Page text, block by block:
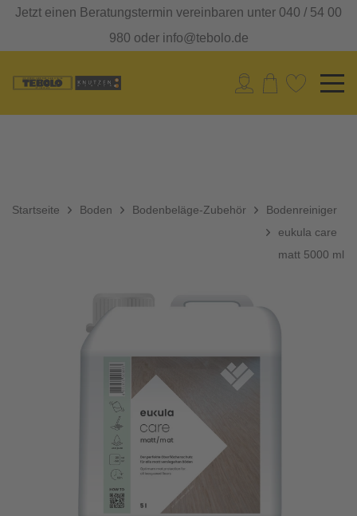
Jetzt einen Beratungstermin vereinbaren unter 040 / 54 00
980 oder info@tebolo.de
Startseite Boden Bodenbeläge-Zubehör
Bodenreiniger
eukula care
matt 5000 ml